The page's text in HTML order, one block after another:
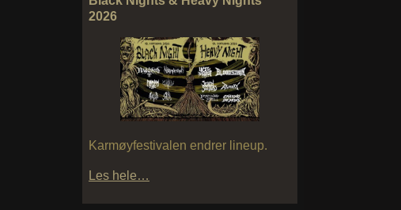
2026
Karmøyfestivalen endrer lineup.
Les hele…